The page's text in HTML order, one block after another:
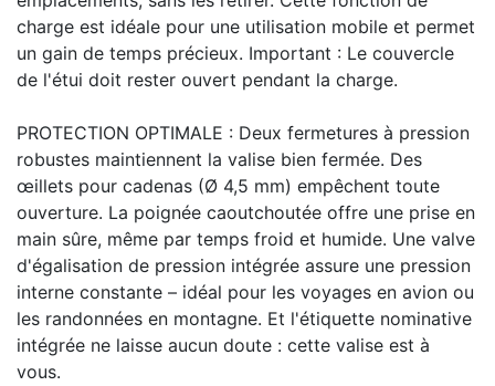
charge est idéale pour une utilisation mobile et permet
un gain de temps précieux. Important : Le couvercle
de l'étui doit rester ouvert pendant la charge.
PROTECTION OPTIMALE : Deux fermetures à pression
robustes maintiennent la valise bien fermée. Des
œillets pour cadenas (Ø 4,5 mm) empêchent toute
ouverture. La poignée caoutchoutée offre une prise en
main sûre, même par temps froid et humide. Une valve
d'égalisation de pression intégrée assure une pression
interne constante – idéal pour les voyages en avion ou
les randonnées en montagne. Et l'étiquette nominative
intégrée ne laisse aucun doute : cette valise est à
vous.